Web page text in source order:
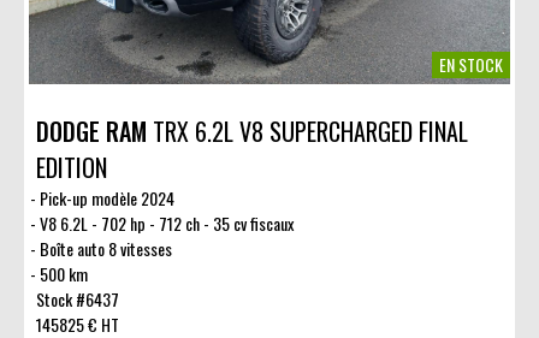
EN STOCK
DODGE RAM TRX 6.2L V8 SUPERCHARGED FINAL
EDITION
Pick-up modèle 2024
V8 6.2L - 702 hp - 712 ch - 35 cv fiscaux
Boîte auto 8 vitesses
500 km
Stock #6437
145825 € HT